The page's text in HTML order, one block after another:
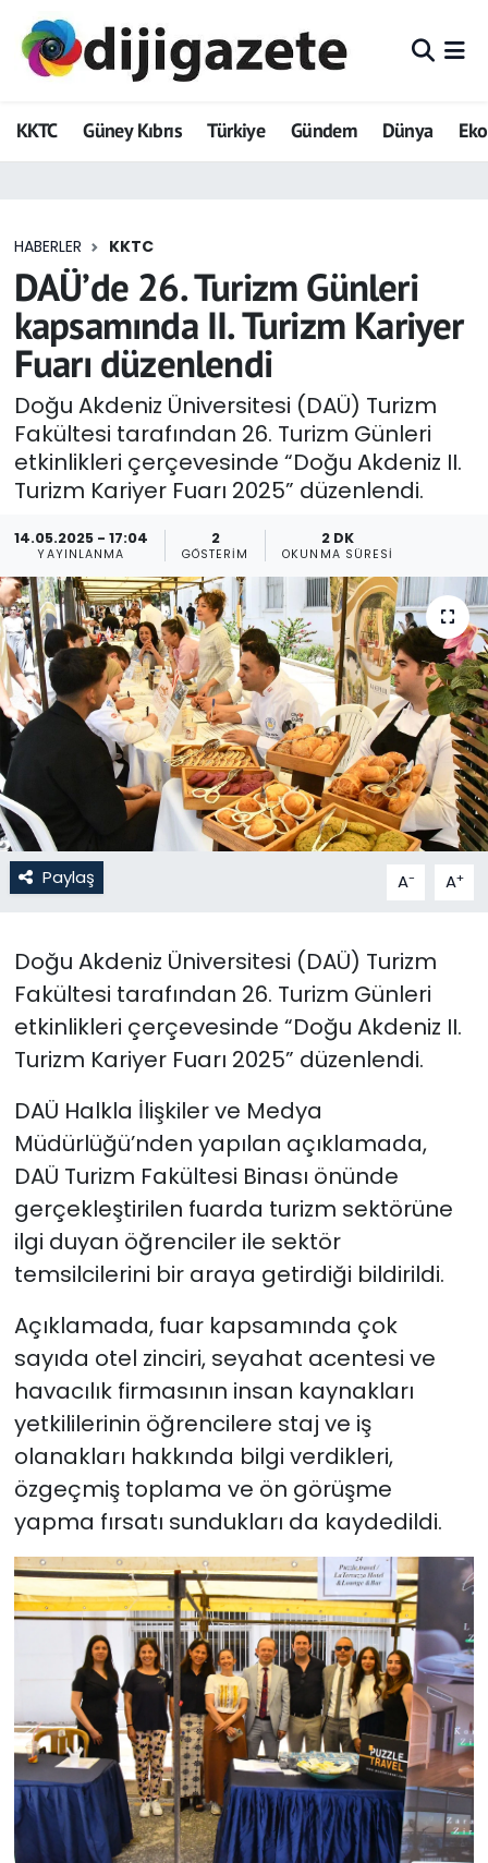
KKTC Güney Kıbrıs Türkiye Gündem Dünya
HABERLER KKTC
DAÜ’de 26. Turizm Günleri
kapsamında II. Turizm Kariyer
Fuarı düzenlendi
Doğu Akdeniz Üniversitesi (DAÜ) Turizm
Fakültesi tarafından 26. Turizm Günleri
etkinlikleri çerçevesinde “Doğu Akdeniz II.
Turizm Kariyer Fuarı 2025” düzenlendi.
14.05.2025 - 17:04
YAYINLANMA
2
GÖSTERIM
2 DK
OKUNMA SÜRESI
Paylaş A- A+
Doğu Akdeniz Üniversitesi (DAÜ) Turizm
Fakültesi tarafından 26. Turizm Günleri
etkinlikleri çerçevesinde “Doğu Akdeniz II.
Turizm Kariyer Fuarı 2025” düzenlendi.
DAÜ Halkla İlişkiler ve Medya
Müdürlüğü’nden yapılan açıklamada,
DAÜ Turizm Fakültesi Binası önünde
gerçekleştirilen fuarda turizm sektörüne
ilgi duyan öğrenciler ile sektör
temsilcilerini bir araya getirdiği bildirildi.
Açıklamada, fuar kapsamında çok
sayıda otel zinciri, seyahat acentesi ve
havacılık firmasının insan kaynakları
yetkililerinin öğrencilere staj ve iş
olanakları hakkında bilgi verdikleri,
özgeçmiş toplama ve ön görüşme
yapma fırsatı sundukları da kaydedildi.
ADVERTORIAL
Dijigazete
Eğitim
Ekonomi
Foto Galeri
GEZİ
Güncel
Gündem
KKTC
KKTC YEREL SEÇİM 2018
Kültür Sanat
Magazin
Nöbetçi Eczaneler
Politika
SAĞLIK
Teknoloji
TÜRKiYE
Video Galeri
Yazarlar
Hava Durumu
Trafik Durumu
Tüm Manşetler
Son Dakika Haberleri
Haber Arşivi